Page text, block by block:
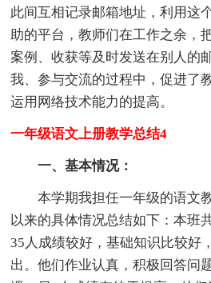
此间互相记录邮箱地址，利用这
助的平台，教师们在工作之余，
案例、收获等及时发送在别人的
我、参与交流的过程中，促进了
运用网络技术能力的提高。
一年级语文上册教学总结4
一、基本情况：
本学期我担任一年级的语文
以来的具体情况总结如下：本班
35人成绩较好，基础知识比较好
出。他们作业认真，积极回答问